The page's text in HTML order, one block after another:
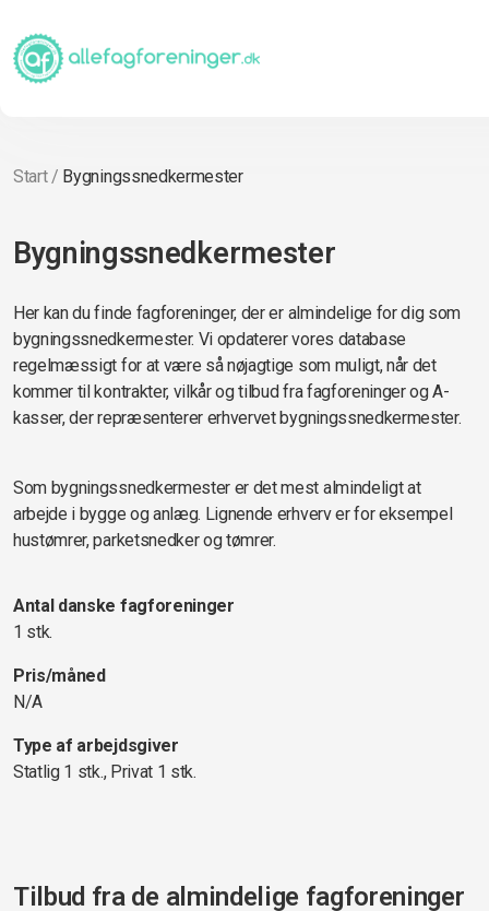
Start/ Bygningssnedkermester
Bygningssnedkermester
Her kan du finde fagforeninger, der er almindelige for dig som
bygningssnedkermester. Vi opdaterer vores database
regelmæssigt for at være så nøjagtige som muligt, når det
kommer til kontrakter, vilkår og tilbud fra fagforeninger og A-
kasser, der repræsenterer erhvervet bygningssnedkermester.
Som bygningssnedkermester er det mest almindeligt at
arbejde i bygge og anlæg. Lignende erhverv er for eksempel
hustømrer, parketsnedker og tømrer.
Antal danske fagforeninger
1 stk.
Pris/måned
N/A
Type af arbejdsgiver
Statlig 1 stk., Privat 1 stk.
Tilbud fra de almindelige fagforeninger